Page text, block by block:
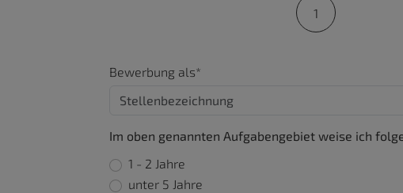
1
Bewerbung als*
Im oben genannten Aufgabengebiet weise ich
1 - 2 Jahre
unter 5 Jahre